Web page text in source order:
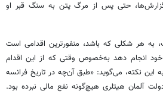
حتی پس از مرگ پتن به سنگ قبر او
به هر شکلی که باشد، منفورترین اقدامی است
انجام دهد به‌خصوص وقتی که از این اقدام
این نکته، می‌گوید: «طبق آن‌چه در تاریخ فرانسه
آلمان هیتلری هیچ‌گونه نفع مالی نبرده بود.